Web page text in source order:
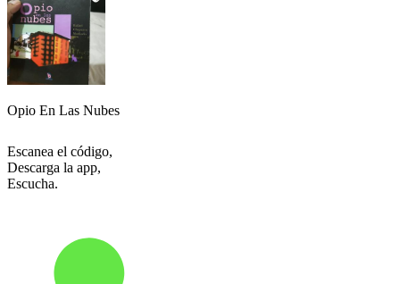
Opio En Las Nubes
Escanea el código,
Descarga la app,
Escucha.